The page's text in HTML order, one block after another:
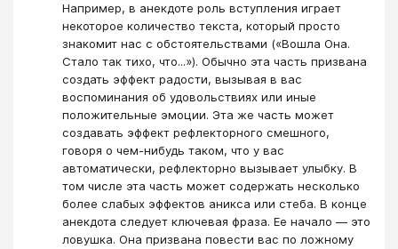
Например, в анекдоте роль вступления играет
некоторое количество текста, который просто
знакомит нас с обстоятельствами («Вошла Она.
Стало так тихо, что...»). Обычно эта часть призвана
создать эффект радости, вызывая в вас
воспоминания об удовольствиях или иные
положительные эмоции. Эта же часть может
создавать эффект рефлекторного смешного,
говоря о чем-нибудь таком, что у вас
автоматически, рефлекторно вызывает улыбку. В
том числе эта часть может содержать несколько
более слабых эффектов аникса или стеба. В конце
анекдота следует ключевая фраза. Ее начало — это
ловушка. Она призвана повести вас по ложному